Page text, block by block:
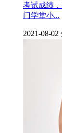
考试成绩
门学堂小...
2021-08-02